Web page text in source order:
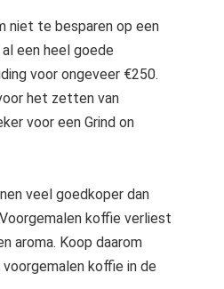
niet te besparen op een
een heel goede
voor ongeveer €250.
het zetten van
voor een Grind on
veel goedkoper dan
koffie verliest
aroma. Koop daarom
koffie in de